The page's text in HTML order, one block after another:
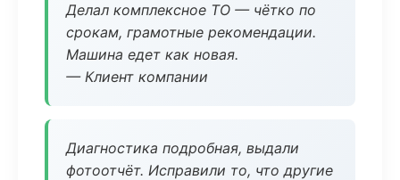
Делал комплексное ТО — чётко по
срокам, грамотные рекомендации.
Машина едет как новая.
— Клиент компании
Диагностика подробная, выдали
фотоотчёт. Исправили то, что другие